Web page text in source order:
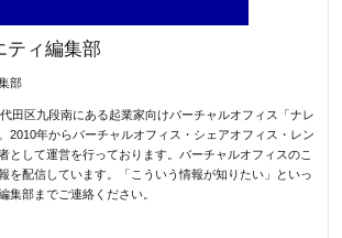
ティ編集部
部
田区九段南にある起業家向けバーチャルオフィス「ナレ
2010年からバーチャルオフィス・シェアオフィス・レン
として運営を行っております。バーチャルオフィスのこ
を配信しています。「こういう情報が知りたい」といっ
集部までご連絡ください。